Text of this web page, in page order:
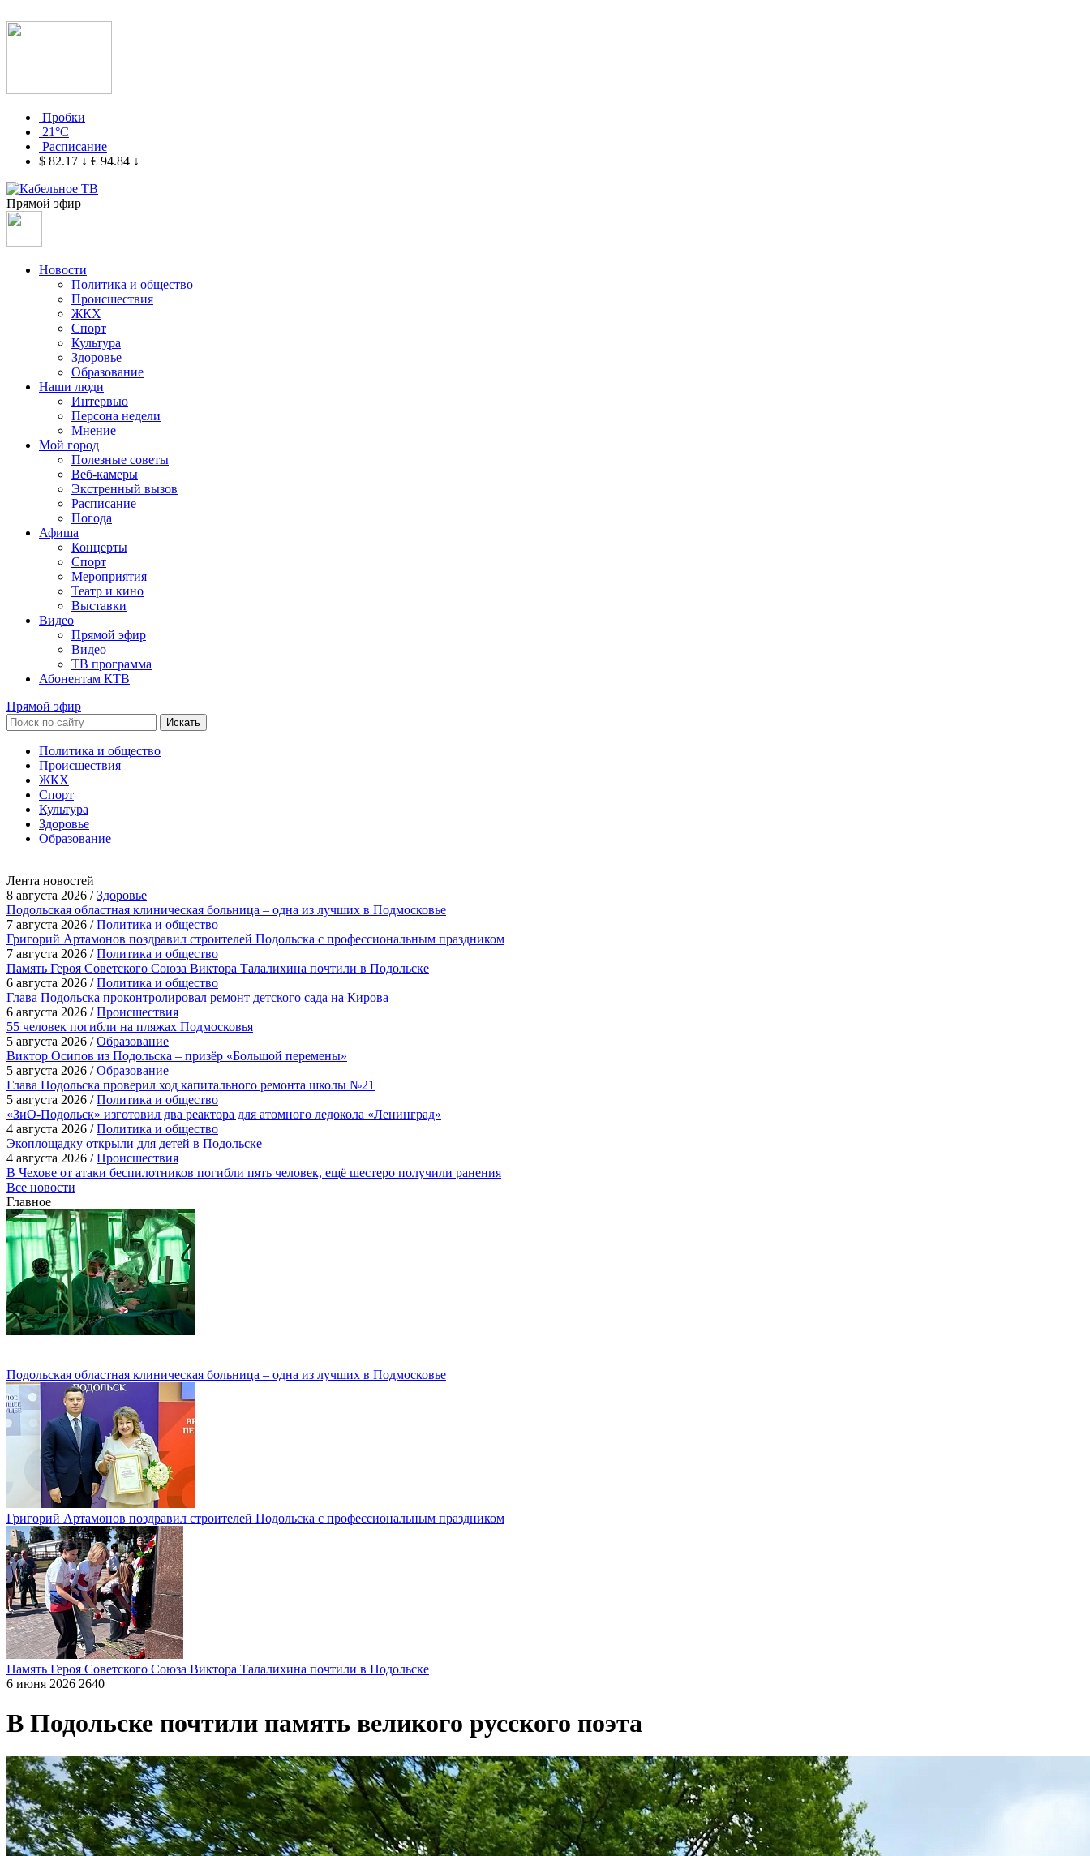
Пробки
21°C
Расписание
$ 82.17 ↓ € 94.84 ↓
Прямой эфир
Новости
Политика и общество
Происшествия
ЖКХ
Спорт
Культура
Здоровье
Образование
Наши люди
Интервью
Персона недели
Мнение
Мой город
Полезные советы
Веб-камеры
Экстренный вызов
Расписание
Погода
Афиша
Концерты
Спорт
Мероприятия
Театр и кино
Выставки
Видео
Прямой эфир
Видео
ТВ программа
Абонентам КТВ
Прямой эфир
Искать
Политика и общество
Происшествия
ЖКХ
Спорт
Культура
Здоровье
Образование
Лента новостей
8 августа 2026 /Здоровье
Подольская областная клиническая больница – одна из лучших в Подмосковье
7 августа 2026 /Политика и общество
Григорий Артамонов поздравил строителей Подольска с профессиональным праздником
7 августа 2026 /Политика и общество
Память Героя Советского Союза Виктора Талалихина почтили в Подольске
6 августа 2026 /Политика и общество
Глава Подольска проконтролировал ремонт детского сада на Кирова
6 августа 2026 /Происшествия
55 человек погибли на пляжах Подмосковья
5 августа 2026 /Образование
Виктор Осипов из Подольска – призёр «Большой перемены»
5 августа 2026 /Образование
Глава Подольска проверил ход капитального ремонта школы №21
5 августа 2026 /Политика и общество
«ЗиО-Подольск» изготовил два реактора для атомного ледокола «Ленинград»
4 августа 2026 /Политика и общество
Экоплощадку открыли для детей в Подольске
4 августа 2026 /Происшествия
В Чехове от атаки беспилотников погибли пять человек, ещё шестеро получили ранения
Все новости
Главное
Подольская областная клиническая больница – одна из лучших в Подмосковье
Григорий Артамонов поздравил строителей Подольска с профессиональным праздником
Память Героя Советского Союза Виктора Талалихина почтили в Подольске
6 июня 2026 2640
В Подольске почтили память великого русского поэта